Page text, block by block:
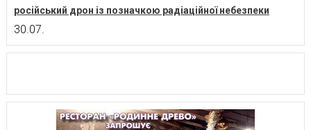
російський дрон із позначкою радіаційної небезпеки
30.07.